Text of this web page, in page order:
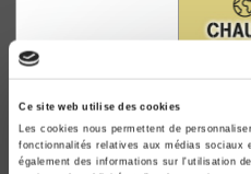
Ce site web utilise des cookies
Les cookies nous permettent de
fonctionnalités relatives aux médias sociaux
également des informations sur l'utilisation
La guerre chaude